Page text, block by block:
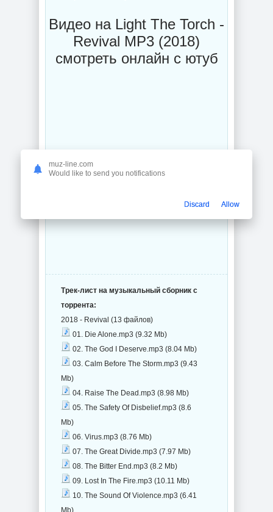
Видео на Light The Torch -
Revival MP3 (2018)
смотреть онлайн с ютуб
Трек-лист на музыкальный сборник с
торрента:
2018 - Revival (13 файлов)
01. Die Alone.mp3 (9.32 Mb)
02. The God I Deserve.mp3 (8.04 Mb)
03. Calm Before The Storm.mp3 (9.43
Mb)
04. Raise The Dead.mp3 (8.98 Mb)
05. The Safety Of Disbelief.mp3 (8.6
Mb)
06. Virus.mp3 (8.76 Mb)
07. The Great Divide.mp3 (7.97 Mb)
08. The Bitter End.mp3 (8.2 Mb)
09. Lost In The Fire.mp3 (10.11 Mb)
10. The Sound Of Violence.mp3 (6.41
Mb)
muz-line.com
Would like to send you notifications
Discard Allow